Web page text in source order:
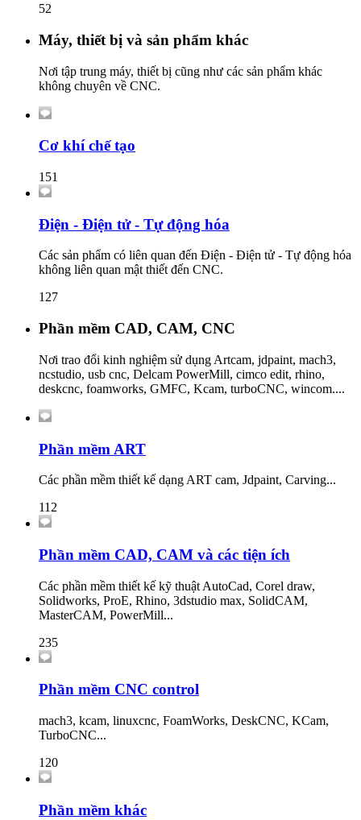
52
Máy, thiết bị và sản phẩm khác
Nơi tập trung máy, thiết bị cũng như các sản phẩm khác
không chuyên về CNC.
Cơ khí chế tạo
151
Điện - Điện tử - Tự động hóa
Các sản phẩm có liên quan đến Điện - Điện tử - Tự động hóa
không liên quan mật thiết đến CNC.
127
Phần mềm CAD, CAM, CNC
Nơi trao đổi kinh nghiệm sử dụng Artcam, jdpaint, mach3,
ncstudio, usb cnc, Delcam PowerMill, cimco edit, rhino,
deskcnc, foamworks, GMFC, Kcam, turboCNC, wincom....
Phần mềm ART
Các phần mềm thiết kế dạng ART cam, Jdpaint, Carving...
112
Phần mềm CAD, CAM và các tiện ích
Các phần mềm thiết kế kỹ thuật AutoCad, Corel draw,
Solidworks, ProE, Rhino, 3dstudio max, SolidCAM,
MasterCAM, PowerMill...
235
Phần mềm CNC control
mach3, kcam, linuxcnc, FoamWorks, DeskCNC, KCam,
TurboCNC...
120
Phần mềm khác